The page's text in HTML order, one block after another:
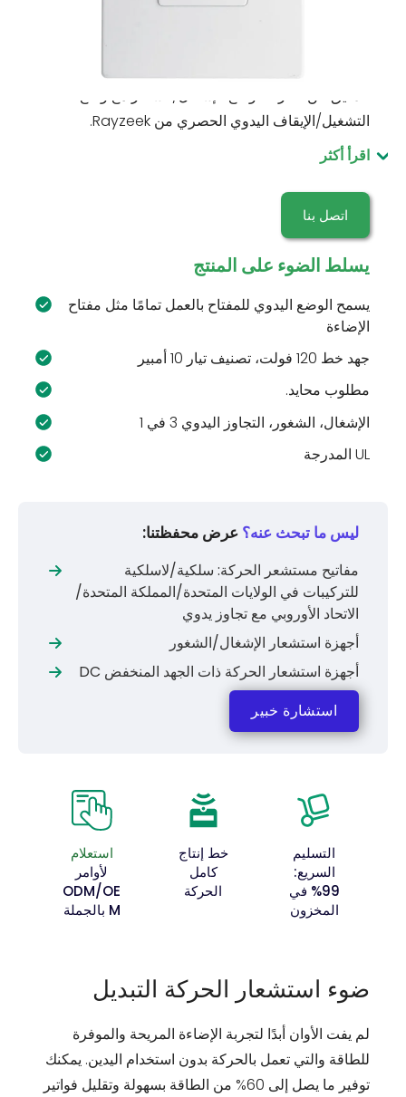
مطلوب سلك محايد. مستشعر حركة PIR متقدم للكشف
الدقيق عن الحركة. وضع الإشغال/الشاغر مع وضع
التشغيل/الإيقاف اليدوي الحصري من Rayzeek.
اقرأ أكثر
اتصل بنا
يسلط الضوء على المنتج
يسمح الوضع اليدوي للمفتاح بالعمل تمامًا مثل مفتاح
الإضاءة
جهد خط 120 فولت، تصنيف تيار 10 أمبير
مطلوب محايد.
الإشغال، الشغور، التجاوز اليدوي 3 في 1
UL المدرجة
ليس ما تبحث عنه؟ عرض محفظتنا:
مفاتيح مستشعر الحركة: سلكية/لاسلكية
للتركيبات في الولايات المتحدة/المملكة المتحدة/
الاتحاد الأوروبي مع تجاوز يدوي
أجهزة استشعار الإشغال/الشغور
أجهزة استشعار الحركة ذات الجهد المنخفض DC
استشارة خبير
التسليم
السريع:
99% في
المخزون
خط إنتاج
كامل
الحركة
استعلام
لأوامر
ODM/OE
M بالجملة
ضوء استشعار الحركة التبديل
لم يفت الأوان أبدًا لتجربة الإضاءة المريحة والموفرة
للطاقة والتي تعمل بالحركة بدون استخدام اليدين. يمكنك
توفير ما يصل إلى 60% من الطاقة بسهولة وتقليل فواتير